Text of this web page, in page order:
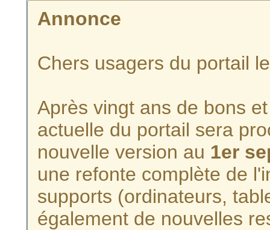
Annonce
Chers usagers du portail
Après vingt ans de bons
actuelle du portail sera
nouvelle version au 1er
une refonte complète de
supports (ordinateurs,
également de nouvelles